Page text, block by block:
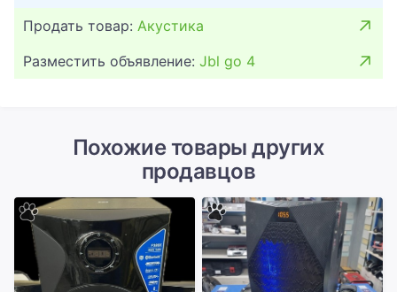
Продать товар: Акустика
Разместить объявление: Jbl go 4
Похожие товары других
продавцов